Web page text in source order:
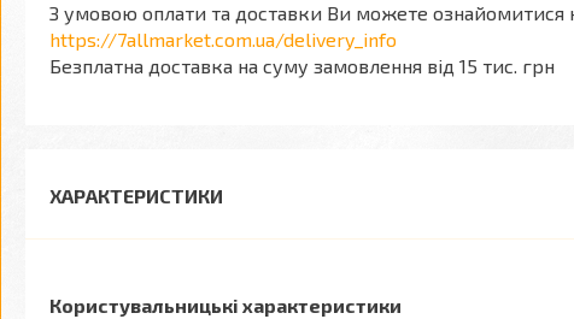
З умовою оплати та доставки Ви можете ознайомитися
https://7allmarket.com.ua/delivery_info
Безплатна доставка на суму замовлення від 15 тис. грн
ХАРАКТЕРИСТИКИ
Користувальницькі характеристики